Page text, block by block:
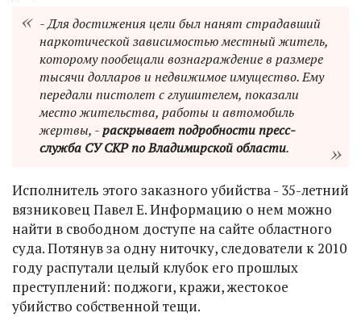
- Для достижения цели был нанят страдавший
наркотической зависимостью местный житель,
которому пообещали вознаграждение в размере
тысячи долларов и недвижимое имущество. Ему
передали пистолет с глушителем, показали
место жительства, работы и автомобиль
жертвы, -раскрывает подробности пресс-
служба СУ СКР по Владимирской области.
Исполнитель этого заказного убийства - 35-летний
вязниковец Павел Е. Информацию о нем можно
найти в свободном доступе на сайте областного
суда. Потянув за одну ниточку, следователи к 2010
году распутали целый клубок его прошлых
преступлений: поджоги, кражи, жестокое
убийство собственной тещи.